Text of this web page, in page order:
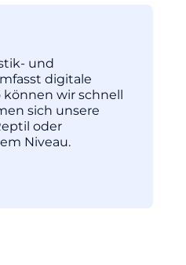
und
digitale
können wir schnell
sich unsere
oder
Niveau.